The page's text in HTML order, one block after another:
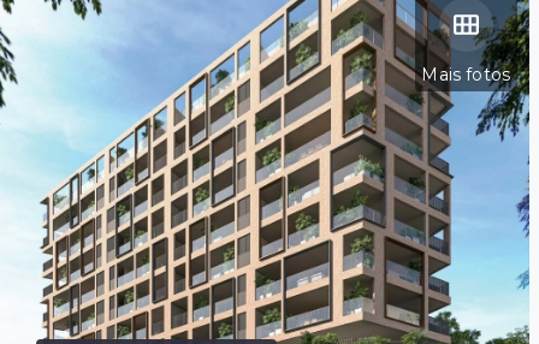
Mais fotos